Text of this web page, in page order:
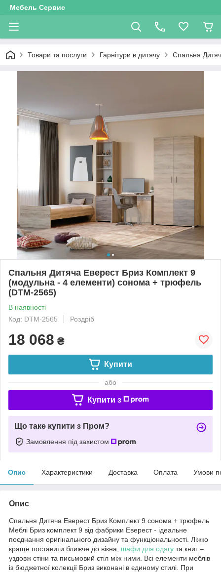
Мебель Сервис
Товари та послуги Гарнітури в дитячу Спальня
Спальня Дитяча Еверест Бриз Комплект 9
(модульна - 4 елементи) сонома + трюфель
(DTM-2565)
В наявності
Код: DTM-2565
Роздріб
18 068 ₴
Купити
або
Купити з
Що таке купити з Пром?
Замовлення під захистом
Опис Характеристики Доставка Оплата Умови
Опис
Спальня Дитяча Еверест Бриз Комплект 9 сонома + трюфель
Меблі Бриз комплект 9 від фабрики Еверест - ідеальне
поєднання оригінального дизайну та функціональності. Ліжко
краще поставити ближче до вікна, шафи для одягу та книг –
уздовж стіни та письмовий стіл між ними. Всі елементи меблів
із бюджетної колекції Бриз виконані в єдиному стилі. При